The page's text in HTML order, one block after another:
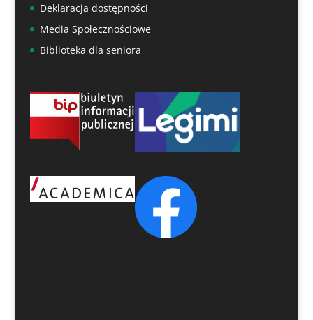
Deklaracja dostępności
Media Społecznościowe
Biblioteka dla seniora